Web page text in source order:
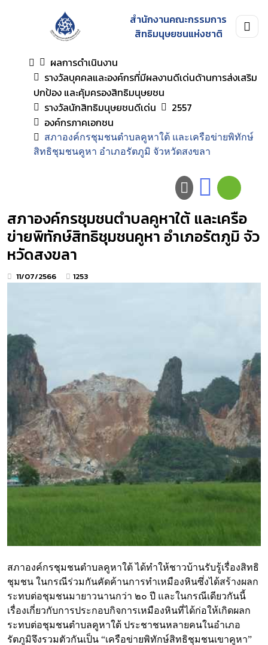
สำนักงานคณะกรรมการ
สิทธิมนุษยชนแห่งชาติ
ผลการดำเนินงาน
รางวัลบุคคลและองค์กรที่มีผลงานดีเด่นด้านการส่งเสริม
ปกป้อง และคุ้มครองสิทธิมนุษยชน
รางวัลนักสิทธิมนุษยชนดีเด่น
2557
องค์กรภาคเอกชน
สภาองค์กรชุมชนตำบลคูหาใต้ และเครือข่ายพิทักษ์
สิทธิชุมชนคูหา อำเภอรัตภูมิ จัวหวัดสงขลา
สภาองค์กรชุมชนตำบลคูหาใต้ และเครือ
ข่ายพิทักษ์สิทธิชุมชนคูหา อำเภอรัตภูมิ จัว
หวัดสงขลา
11/07/2566 1253
สภาองค์กรชุมชนตำบลคูหาใต้ ได้ทำให้ชาวบ้านรับรู้เรื่องสิทธิ
ชุมชน ในกรณีร่วมกันคัดค้านการทำเหมืองหินซึ่งได้สร้างผลก
ระทบต่อชุมชนมายาวนานกว่า ๒๐ ปี และในกรณีเดียวกันนี้
เรื่องเกี่ยวกับการประกอบกิจการเหมืองหินที่ได้ก่อให้เกิดผลก
ระทบต่อชุมชนตำบลคูหาใต้ ประชาชนหลายคนในอำเภอ
รัตภูมิจึงรวมตัวกันเป็น “เครือข่ายพิทักษ์สิทธิชุมชนเขาคูหา”